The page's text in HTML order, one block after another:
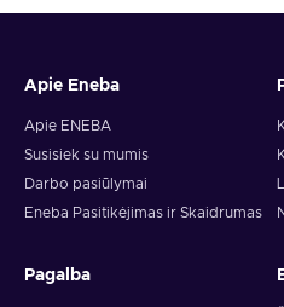
Apie Eneba
Apie ENEBA
Susisiek su mumis
Darbo pasiūlymai
Eneba Pasitikėjimas ir Skaidrumas
Pagalba